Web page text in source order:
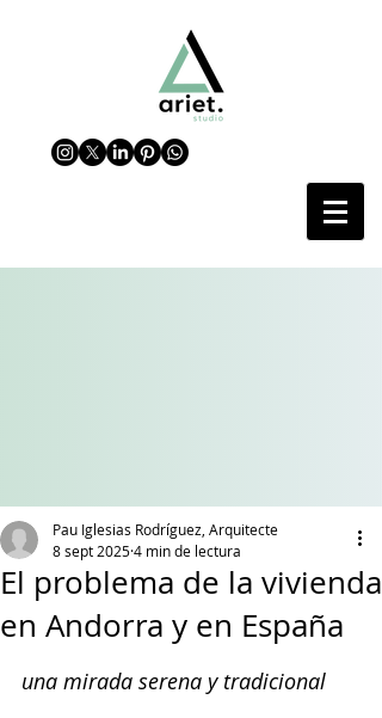
El problema de la vivienda
en Andorra y en España
Pau Iglesias Rodríguez, Arquitecte
8 sept 20254 min de lectura
una mirada serena y tradicional